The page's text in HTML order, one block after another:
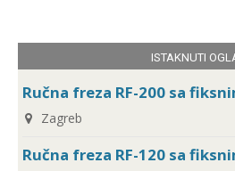
ISTAKNUTI
Ručna freza RF-200 sa
Zagreb
Ručna freza RF-120 sa